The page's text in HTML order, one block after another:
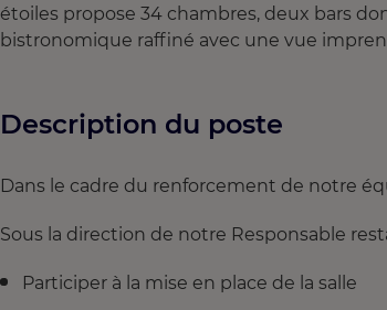
étoiles propose 34 chambres, deux bars
bistronomique raffiné avec une vue
Description du poste
Dans le cadre du renforcement de notre
Sous la direction de notre Responsable
Participer à la mise en place de la salle